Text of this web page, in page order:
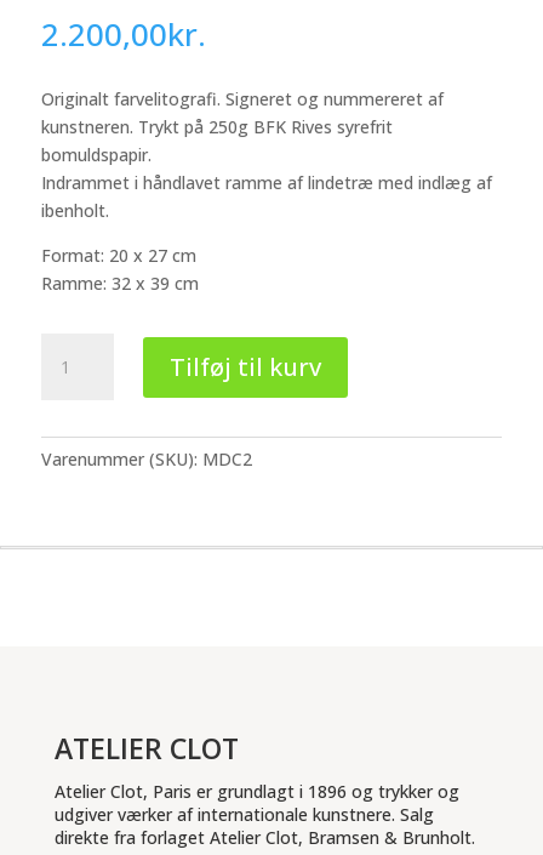
2.200,00kr.
Originalt farvelitografi. Signeret og nummereret af
kunstneren. Trykt på 250g BFK Rives syrefrit
bomuldspapir.
Indrammet i håndlavet ramme af lindetræ med indlæg af
ibenholt.
Format: 20 x 27 cm
Ramme: 32 x 39 cm
Dolma
Éditions
antal
Tilføj til kurv
Varenummer (SKU): MDC2
ATELIER CLOT
Atelier Clot, Paris er grundlagt i 1896 og trykker og
udgiver værker af internationale kunstnere. Salg
direkte fra forlaget Atelier Clot, Bramsen & Brunholt.